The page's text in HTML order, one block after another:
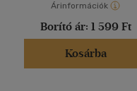
Árinformációk
Borító ár: 1 599 Ft
Kosárba